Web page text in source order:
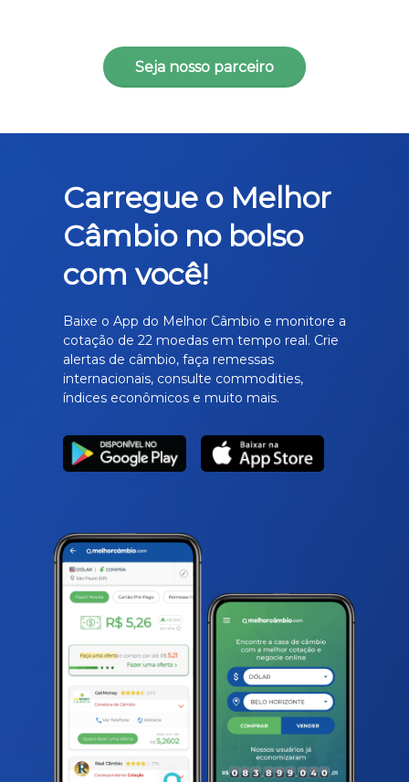
Seja nosso parceiro
Carregue o Melhor
Câmbio no bolso
com você!
Baixe o App do Melhor Câmbio e monitore a
cotação de 22 moedas em tempo real. Crie
alertas de câmbio, faça remessas
internacionais, consulte commodities,
índices econômicos e muito mais.